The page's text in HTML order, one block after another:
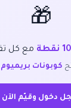
🎁
10 نقطة مع كل
كوبونات بريميوم
دخول وقيّم الآن